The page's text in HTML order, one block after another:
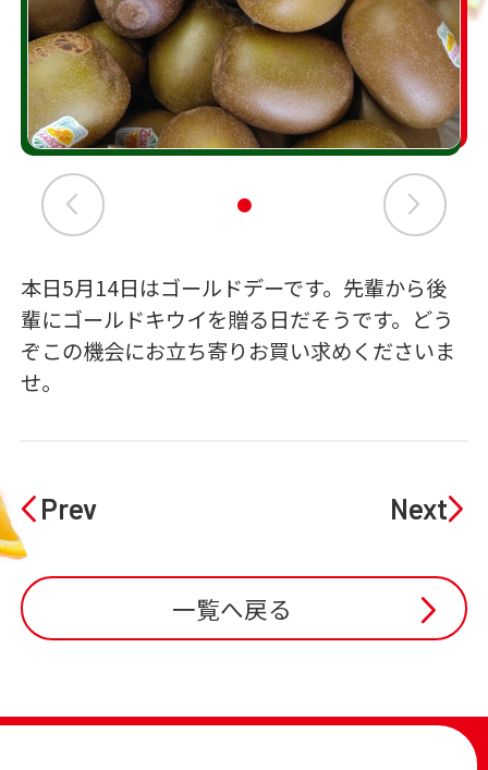
本日5月14日はゴールドデーです。先輩から後
輩にゴールドキウイを贈る日だそうです。どう
ぞこの機会にお立ち寄りお買い求めくださいま
せ。
Prev Next
一覧へ戻る